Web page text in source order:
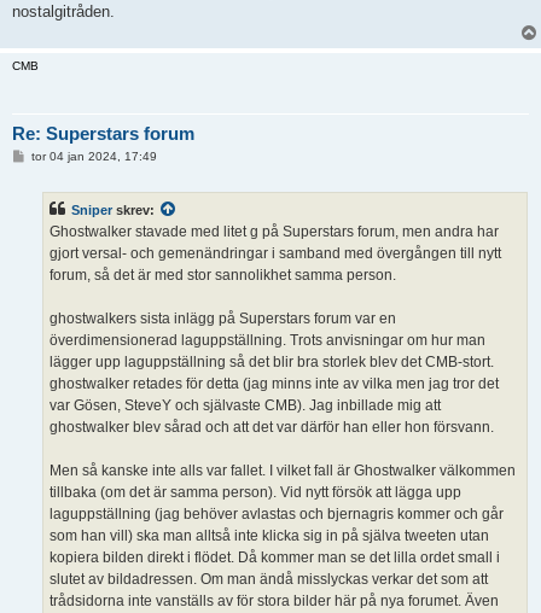
nostalgitråden.
CMB
Re: Superstars forum
tor 04 jan 2024, 17:49
Sniper skrev:
Ghostwalker stavade med litet g på Superstars forum, men andra har
gjort versal- och gemenändringar i samband med övergången till nytt
forum, så det är med stor sannolikhet samma person.
ghostwalkers sista inlägg på Superstars forum var en
överdimensionerad laguppställning. Trots anvisningar om hur man
lägger upp laguppställning så det blir bra storlek blev det CMB-stort.
ghostwalker retades för detta (jag minns inte av vilka men jag tror det
var Gösen, SteveY och självaste CMB). Jag inbillade mig att
ghostwalker blev sårad och att det var därför han eller hon försvann.
Men så kanske inte alls var fallet. I vilket fall är Ghostwalker välkommen
tillbaka (om det är samma person). Vid nytt försök att lägga upp
laguppställning (jag behöver avlastas och bjernagris kommer och går
som han vill) ska man alltså inte klicka sig in på själva tweeten utan
kopiera bilden direkt i flödet. Då kommer man se det lilla ordet small i
slutet av bildadressen. Om man ändå misslyckas verkar det som att
trådsidorna inte vanställs av för stora bilder här på nya forumet. Även